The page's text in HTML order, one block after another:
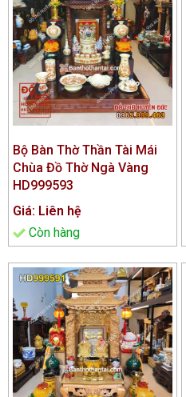
Bộ Bàn Thờ Thần Tài Mái
Chùa Đồ Thờ Ngà Vàng
HD999593
Giá: Liên hệ
Còn hàng